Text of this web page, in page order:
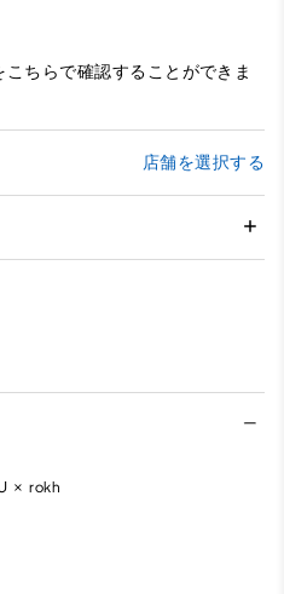
ちらで確認することができま
店舗を選択する
× rokh